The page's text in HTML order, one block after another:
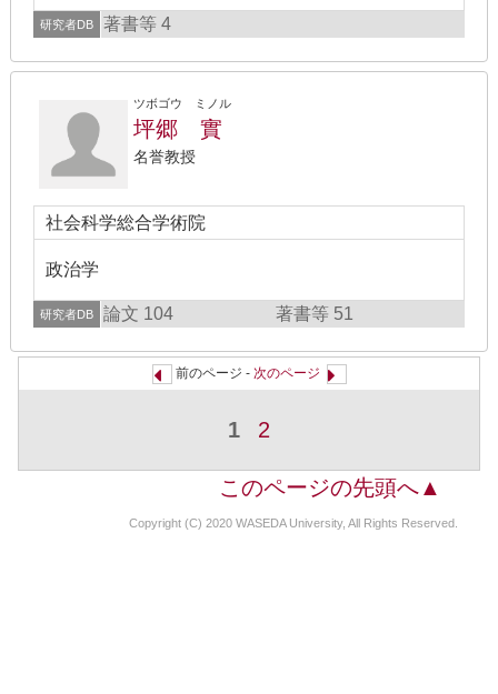
研究者DB 著書等 4
ツボゴウ ミノル
坪郷 實
名誉教授
社会科学総合学術院
政治学
研究者DB 論文 104 著書等 51
前のページ - 次のページ
1 2
このページの先頭へ▲
Copyright (C) 2020 WASEDA University, All Rights Reserved.